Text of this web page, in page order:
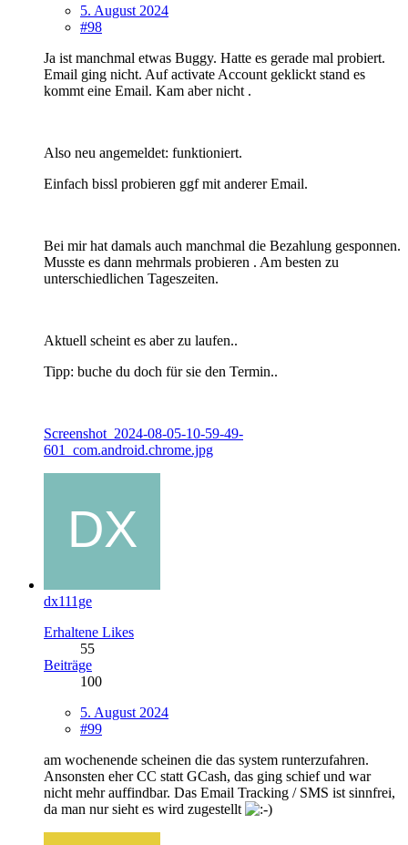
5. August 2024
#98
Ja ist manchmal etwas Buggy. Hatte es gerade mal probiert.
Email ging nicht. Auf activate Account geklickt stand es
kommt eine Email. Kam aber nicht .
Also neu angemeldet: funktioniert.
Einfach bissl probieren ggf mit anderer Email.
Bei mir hat damals auch manchmal die Bezahlung gesponnen.
Musste es dann mehrmals probieren . Am besten zu
unterschiedlichen Tageszeiten.
Aktuell scheint es aber zu laufen..
Tipp: buche du doch für sie den Termin..
Screenshot_2024-08-05-10-59-49-
601_com.android.chrome.jpg
dx111ge
Erhaltene Likes
55
Beiträge
100
5. August 2024
#99
am wochenende scheinen die das system runterzufahren.
Ansonsten eher CC statt GCash, das ging schief und war
nicht mehr auffindbar. Das Email Tracking / SMS ist sinnfrei,
da man nur sieht es wird zugestellt